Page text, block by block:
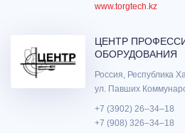
www.torgtech.kz
ЦЕНТР
ОБОРУДОВАНИЯ
Россия, Республика
ул. Павших
+7 (3902) 26‒34‒18
+7 (908) 326‒34‒18